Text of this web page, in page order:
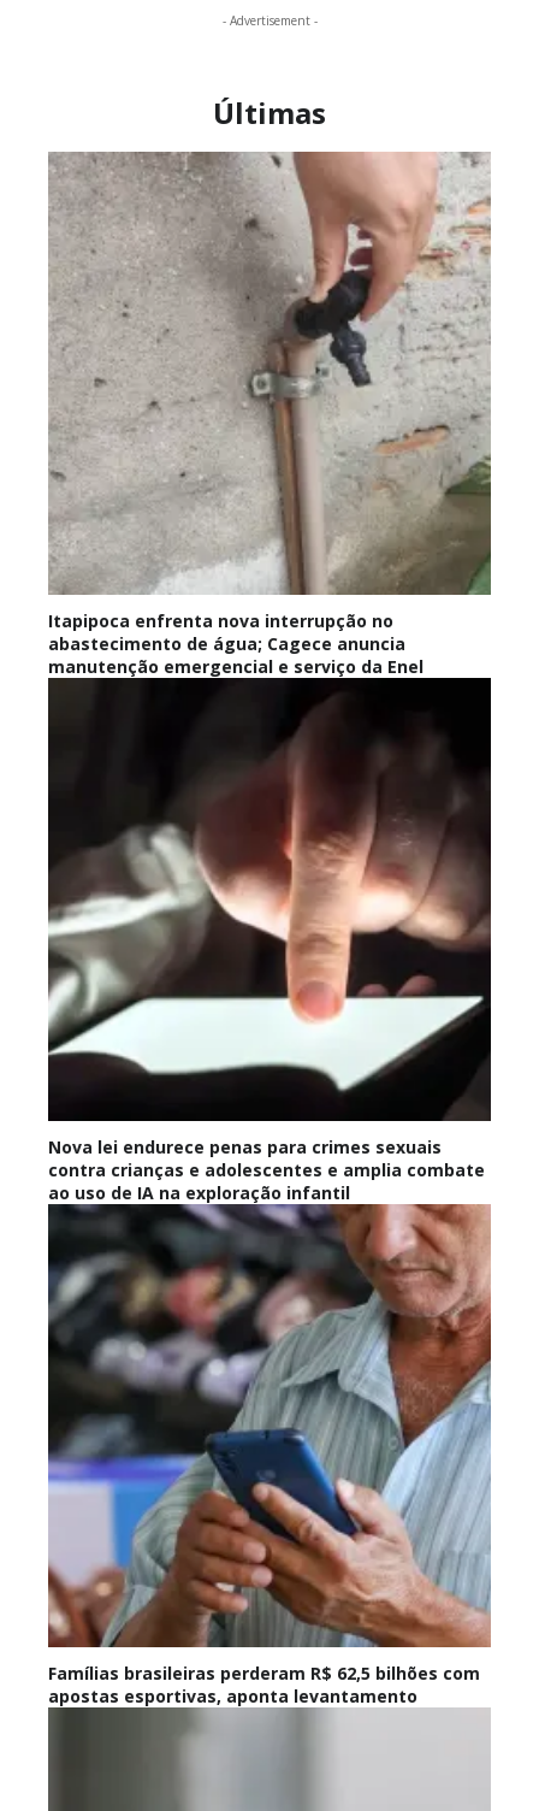
- Advertisement -
Últimas
Itapipoca enfrenta nova interrupção no
abastecimento de água; Cagece anuncia
manutenção emergencial e serviço da Enel
Nova lei endurece penas para crimes sexuais
contra crianças e adolescentes e amplia combate
ao uso de IA na exploração infantil
Famílias brasileiras perderam R$ 62,5 bilhões com
apostas esportivas, aponta levantamento